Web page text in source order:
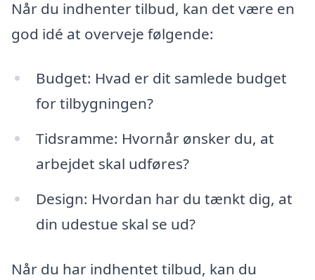
Når du indhenter tilbud, kan det være en
god idé at overveje følgende:
Budget: Hvad er dit samlede budget
for tilbygningen?
Tidsramme: Hvornår ønsker du, at
arbejdet skal udføres?
Design: Hvordan har du tænkt dig, at
din udestue skal se ud?
Når du har indhentet tilbud, kan du